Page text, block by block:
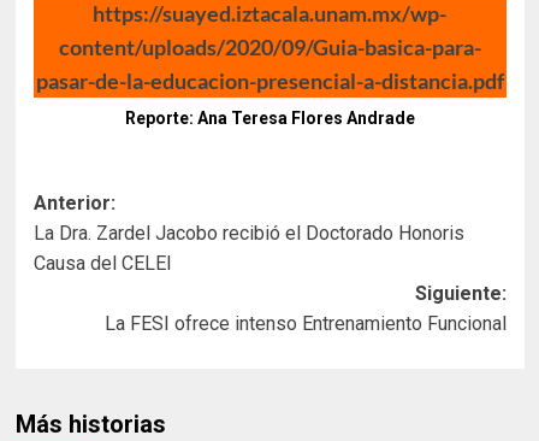
https://suayed.iztacala.unam.mx/wp-
content/uploads/2020/09/Guia-basica-para-
pasar-de-la-educacion-presencial-a-distancia.pdf
Reporte: Ana Teresa Flores Andrade
Navegación
de
Anterior:
La Dra. Zardel Jacobo recibió el Doctorado Honoris
Causa del CELEI
Siguiente:
La FESI ofrece intenso Entrenamiento Funcional
Más historias